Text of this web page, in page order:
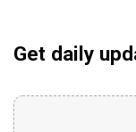
Get daily